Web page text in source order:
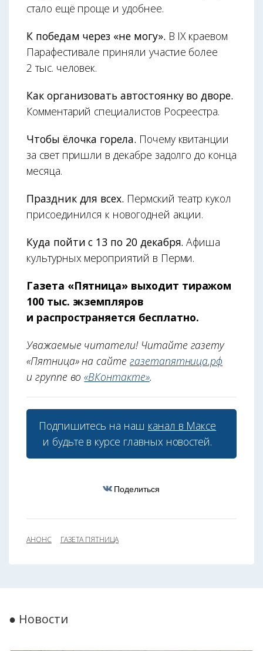
стало ещё проще и удобнее.
К победам через «не могу». В IX краевом
Парафестивале приняли участие более
2 тыс. человек.
Как организовать автостоянку во дворе.
Комментарий специалистов Росреестра.
Чтобы ёлочка горела. Почему квитанции
за свет пришли в декабре задолго до конца
месяца.
Праздник для всех. Пермский театр кукол
присоединился к новогодней акции.
Куда пойти с 13 по 20 декабря. Афиша
культурных мероприятий в Перми.
Газета «Пятница» выходит тиражом
100 тыс. экземпляров
и распространяется бесплатно.
Уважаемые читатели! Читайте газету
«Пятница» на сайте газетапятница.рф
и группе во«ВКонтакте».
Подпишитесь на наш канал в Максе
и будьте в курсе главных новостей.
Поделиться
АНОНС ГАЗЕТА ПЯТНИЦА
● Новости